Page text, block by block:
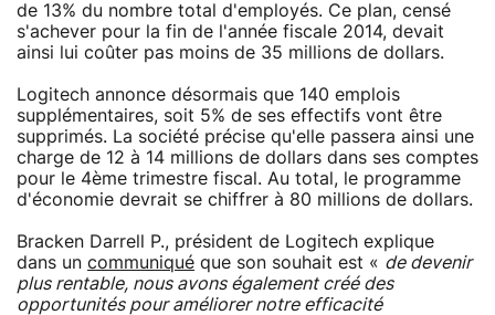
de 13% du nombre total d'employés. Ce plan, censé
s'achever pour la fin de l'année fiscale 2014, devait
ainsi lui coûter pas moins de 35 millions de dollars.
Logitech annonce désormais que 140 emplois
supplémentaires, soit 5% de ses effectifs vont être
supprimés. La société précise qu'elle passera ainsi une
charge de 12 à 14 millions de dollars dans ses comptes
pour le 4ème trimestre fiscal. Au total, le programme
d'économie devrait se chiffrer à 80 millions de dollars.
Bracken Darrell P., président de Logitech explique
dans un communiqué que son souhait est « de devenir
plus rentable, nous avons également créé des
opportunités pour améliorer notre efficacité